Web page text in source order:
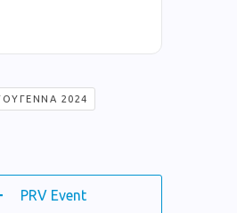
2024
PRV Event